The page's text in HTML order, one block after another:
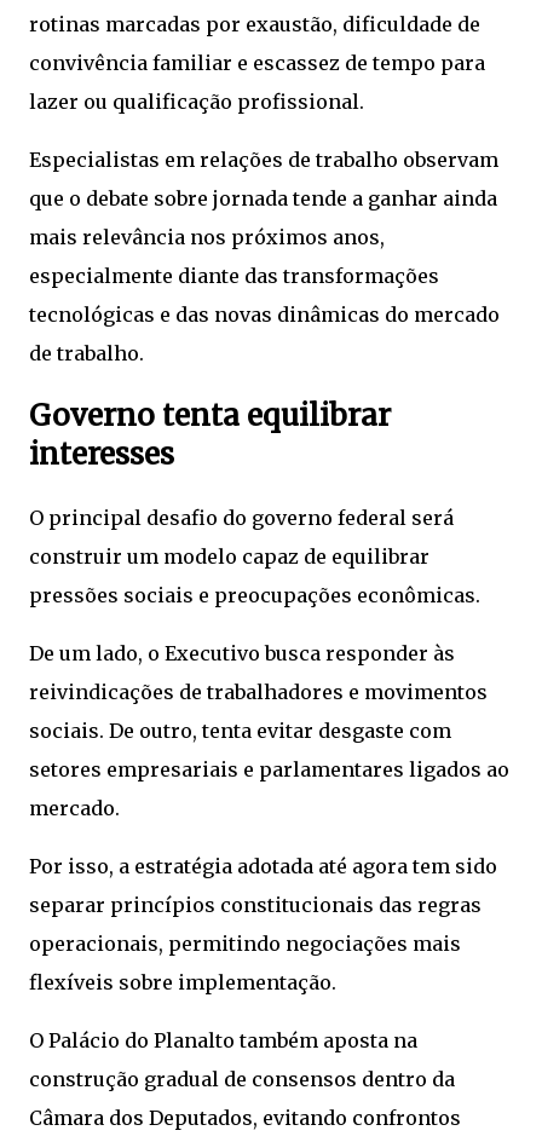
rotinas marcadas por exaustão, dificuldade de
convivência familiar e escassez de tempo para
lazer ou qualificação profissional.
Especialistas em relações de trabalho observam
que o debate sobre jornada tende a ganhar ainda
mais relevância nos próximos anos,
especialmente diante das transformações
tecnológicas e das novas dinâmicas do mercado
de trabalho.
Governo tenta equilibrar
interesses
O principal desafio do governo federal será
construir um modelo capaz de equilibrar
pressões sociais e preocupações econômicas.
De um lado, o Executivo busca responder às
reivindicações de trabalhadores e movimentos
sociais. De outro, tenta evitar desgaste com
setores empresariais e parlamentares ligados ao
mercado.
Por isso, a estratégia adotada até agora tem sido
separar princípios constitucionais das regras
operacionais, permitindo negociações mais
flexíveis sobre implementação.
O Palácio do Planalto também aposta na
construção gradual de consensos dentro da
Câmara dos Deputados, evitando confrontos